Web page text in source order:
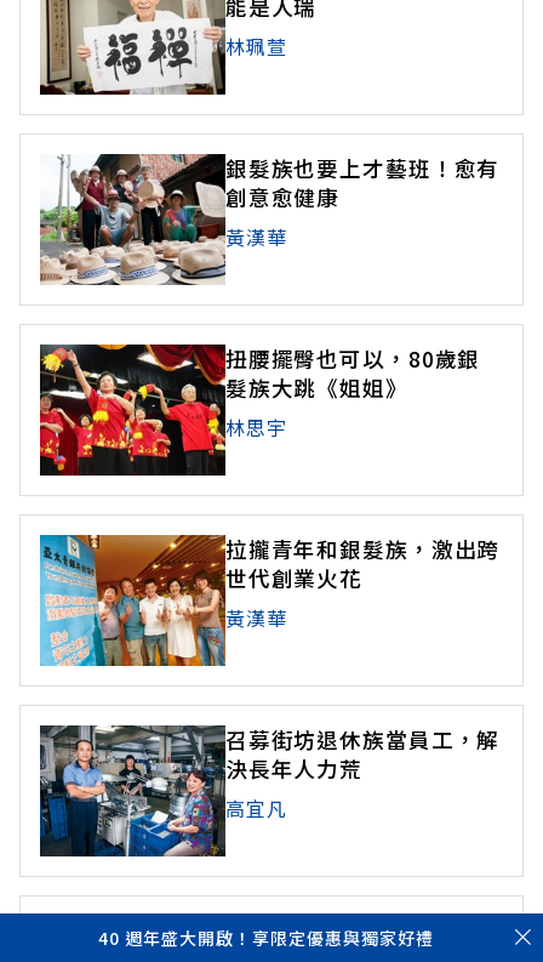
能是人瑞
林珮萱
銀髮族也要上才藝班！愈有
創意愈健康
黃漢華
扭腰擺臀也可以，80歲銀
髮族大跳《姐姐》
林思宇
拉攏青年和銀髮族，激出跨
世代創業火花
黃漢華
召募街坊退休族當員工，解
決長年人力荒
高宜凡
退休10年 教年長農民種金
40 週年盛大開啟！享限定優惠與獨家好禮